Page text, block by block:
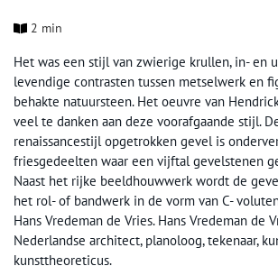
2 min
Het was een stijl van zwierige krullen, in- en
levendige contrasten tussen metselwerk en
behakte natuursteen. Het oeuvre van
veel te danken aan deze voorafgaande stijl.
renaissancestijl opgetrokken gevel is
friesgedeelten waar een vijftal gevelstenen
Naast het rijke beeldhouwwerk wordt de
het rol- of bandwerk in de vorm van C-
Hans Vredeman de Vries. Hans Vredeman de
Nederlandse architect, planoloog, tekenaar,
kunsttheoreticus.